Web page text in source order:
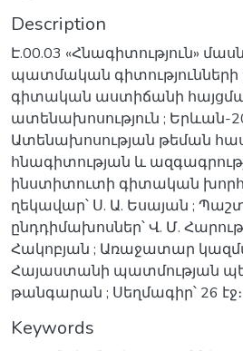
Description
Է.00.03 «Հնագիտություն»
պատմական գիտությունների
գիտական աստիճանի
ատենախոսություն ; Երևան-
Ատենախոսության թեման
հնագիտության և
ինստիտուտի գիտական
ղեկավար՝ Ս. Ա. Եսայան ;
ընդդիմախոսներ՝ Վ. Մ.
Հակոբյան ; Առաջատար
Հայաստանի պատմության
թանգարան ; Սեղմագիր՝ 26 էջ։
Keywords